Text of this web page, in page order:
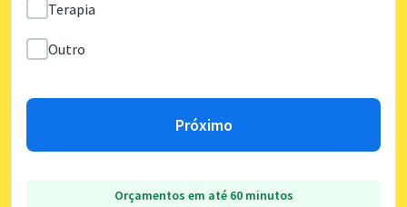
Terapia
Outro
Próximo
Orçamentos em até 60 minutos